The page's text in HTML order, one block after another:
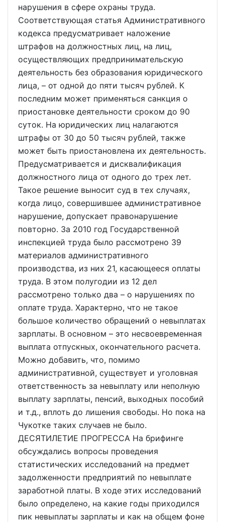
нарушения в сфере охраны труда.
Соответствующая статья Административного
кодекса предусматривает наложение
штрафов на должностных лиц, на лиц,
осуществляющих предпринимательскую
деятельность без образования юридического
лица, – от одной до пяти тысяч рублей. К
последним может применяться санкция о
приостановке деятельности сроком до 90
суток. На юридических лиц налагаются
штрафы от 30 до 50 тысяч рублей, также
может быть приостановлена их деятельность.
Предусматривается и дисквалификация
должностного лица от одного до трех лет.
Такое решение выносит суд в тех случаях,
когда лицо, совершившее административное
нарушение, допускает правонарушение
повторно. За 2010 год Государственной
инспекцией труда было рассмотрено 39
материалов административного
производства, из них 21, касающееся оплаты
труда. В этом полугодии из 12 дел
рассмотрено только два – о нарушениях по
оплате труда. Характерно, что не такое
большое количество обращений о невыплатах
зарплаты. В основном – это несвоевременная
выплата отпускных, окончательного расчета.
Можно добавить, что, помимо
административной, существует и уголовная
ответственность за невыплату или неполную
выплату зарплаты, пенсий, выходных пособий
и т.д., вплоть до лишения свободы. Но пока на
Чукотке таких случаев не было.
ДЕСЯТИЛЕТИЕ ПРОГРЕССА На брифинге
обсуждались вопросы проведения
статистических исследований на предмет
задолженности предприятий по невыплате
заработной платы. В ходе этих исследований
было определено, на какие годы приходился
пик невыплаты зарплаты и как на общем фоне